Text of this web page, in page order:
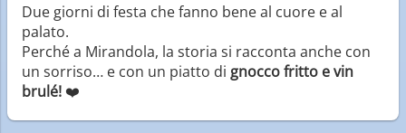
Due giorni di festa che fanno bene al cuore e al
palato.
Perché a Mirandola, la storia si racconta anche con
un sorriso… e con un piatto di gnocco fritto e vin
brulé! ❤️